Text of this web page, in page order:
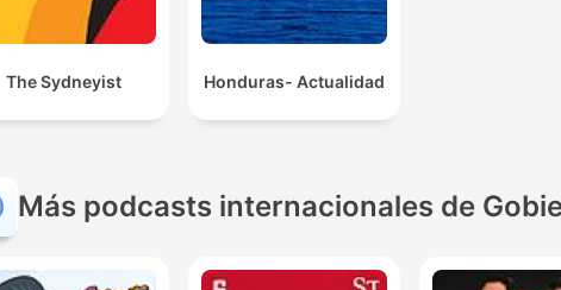
The Sydneyist Honduras- Actualidad
Más podcasts internacionales de